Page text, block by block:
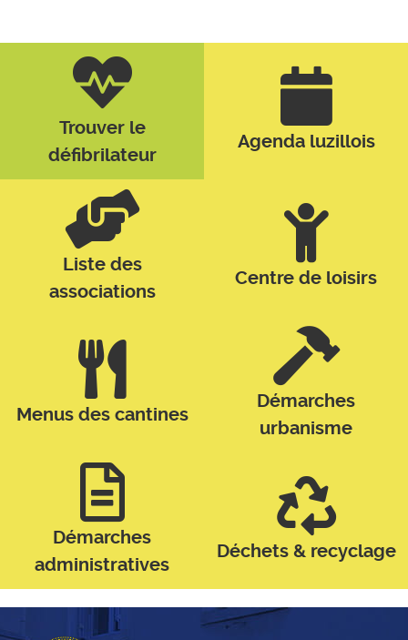
Trouver le
défibrilateur
Agenda luzillois
Liste des
associations
Centre de loisirs
Menus des cantines
Démarches
urbanisme
Démarches
administratives
Déchets & recyclage